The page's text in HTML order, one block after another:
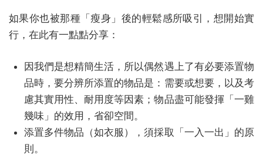
如果你也被那種「瘦身」後的輕鬆感所吸引，想開始實
行，在此有一點點分享：
因我們是想精簡生活，所以偶然遇上了有必要添置物
品時，要分辨所添置的物品是：需要或想要，以及考
慮其實用性、耐用度等因素；物品盡可能發揮「一雞
幾味」的效用，省卻空間。
添置多件物品（如衣服），須採取「一入一出」的原
則。